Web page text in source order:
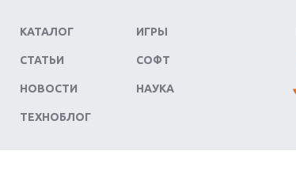
КАТАЛОГ
СТАТЬИ
НОВОСТИ
ТЕХНОБЛОГ
ИГРЫ
СОФТ
НАУКА